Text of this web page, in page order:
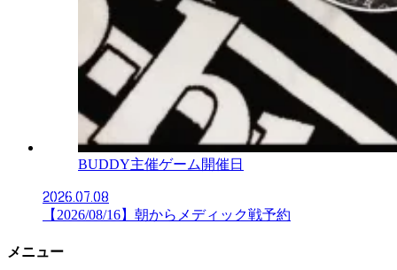
BUDDY主催ゲーム開催日
2026.07.08
【2026/08/16】朝からメディック戦予約
メニュー